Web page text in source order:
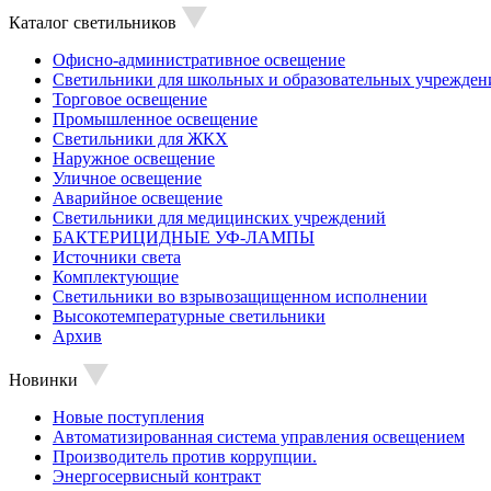
Каталог светильников
Офисно-административное освещение
Светильники для школьных и образовательных
Торговое освещение
Промышленное освещение
Светильники для ЖКХ
Наружное освещение
Уличное освещение
Аварийное освещение
Светильники для медицинских учреждений
БАКТЕРИЦИДНЫЕ УФ-ЛАМПЫ
Источники света
Комплектующие
Светильники во взрывозащищенном исполнении
Высокотемпературные светильники
Архив
Новинки
Новые поступления
Автоматизированная система управления освещением
Производитель против коррупции.
Энергосервисный контракт